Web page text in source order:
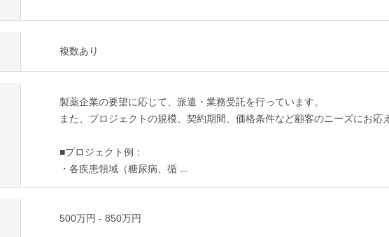
複数あり
製薬企業の要望に応じて、派遣・業務受託を行っています。
また、プロジェクトの規模、契約期間、価格条件など顧客のニーズにお応
■プロジェクト例：
・各疾患領域（糖尿病、循
500万円 - 850万円